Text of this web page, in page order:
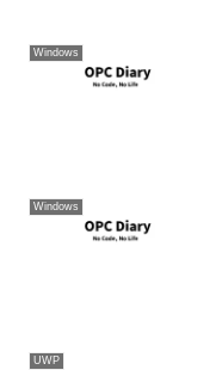
Windows
Windows
UWP